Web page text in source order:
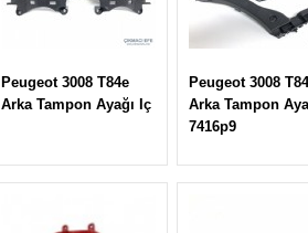
Peugeot 3008 T84e
Arka Tampon Ayağı Iç
Peugeot 3008
Arka Tampon
7416p9